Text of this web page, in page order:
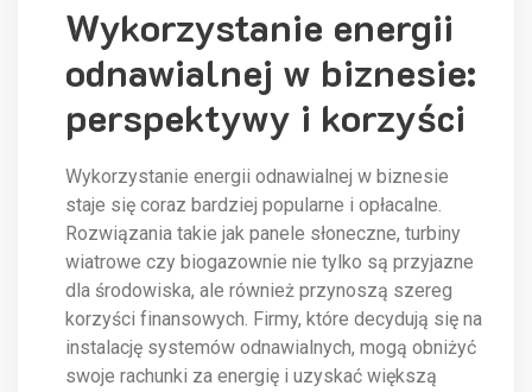
Wykorzystanie energii
odnawialnej w biznesie:
perspektywy i korzyści
Wykorzystanie energii odnawialnej w biznesie
staje się coraz bardziej popularne i opłacalne.
Rozwiązania takie jak panele słoneczne, turbiny
wiatrowe czy biogazownie nie tylko są przyjazne
dla środowiska, ale również przynoszą szereg
korzyści finansowych. Firmy, które decydują się na
instalację systemów odnawialnych, mogą obniżyć
swoje rachunki za energię i uzyskać większą